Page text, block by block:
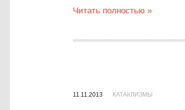
Читать полностью »
11.11.2013 КАТАКЛИЗМЫ